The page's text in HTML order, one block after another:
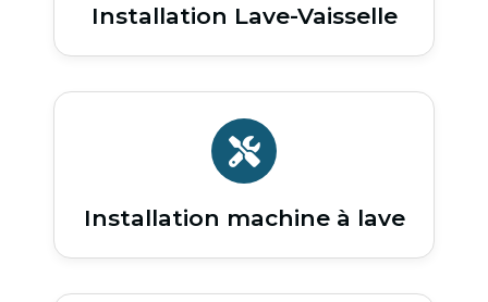
Installation Lave-Vaisselle
Installation machine à lave